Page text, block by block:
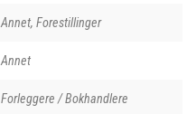
Annet, Forestillinger
Annet
Forleggere / Bokhandlere